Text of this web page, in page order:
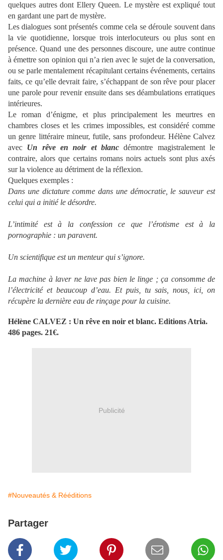
quelques autres dont Ellery Queen. Le mystère est expliqué tout
en gardant une part de mystère.
Les dialogues sont présentés comme cela se déroule souvent dans
la vie quotidienne, lorsque trois interlocuteurs ou plus sont en
présence. Quand une des personnes discoure, une autre continue
à émettre son opinion qui n’a rien avec le sujet de la conversation,
ou se parle mentalement récapitulant certains événements, certains
faits, ce qu’elle devrait faire, s’échappant de son rêve pour placer
une parole pour revenir ensuite dans ses déambulations erratiques
intérieures.
Le roman d’énigme, et plus principalement les meurtres en
chambres closes et les crimes impossibles, est considéré comme
un genre littéraire mineur, futile, sans profondeur. Hélène Calvez
avec Un rêve en noir et blanc démontre magistralement le
contraire, alors que certains romans noirs actuels sont plus axés
sur la violence au détriment de la réflexion.
Quelques exemples :
Dans une dictature comme dans une démocratie, le sauveur est
celui qui a initié le désordre.
L’intimité est à la confession ce que l’érotisme est à la
pornographie : un paravent.
Un scientifique est un menteur qui s’ignore.
La machine à laver ne lave pas bien le linge ; ça consomme de
l’électricité et beaucoup d’eau. Et puis, tu sais, nous, ici, on
récupère la dernière eau de rinçage pour la cuisine.
Hélène CALVEZ : Un rêve en noir et blanc. Editions Atria.
486 pages. 21€.
Publicité
#Nouveautés & Rééditions
Partager